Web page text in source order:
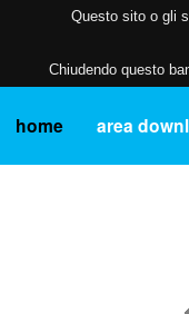
Questo sito o gli
Chiudendo questo
home area